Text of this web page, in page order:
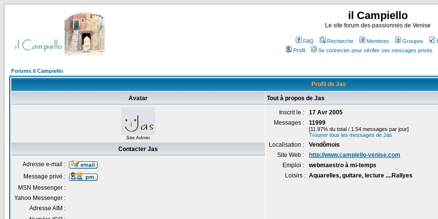
il Campiello
Le site forum des passionnés de Venise
FAQ Recherche Membres Groupes
Profil
Se connecter pour vérifier ses messages privés
Forums il Campiello
Profil de Jas
Avatar Tout à propos de Jas
Site Admin
Inscrit le :
17 Avr 2005
Messages :
11999
[11.97% du total / 1.54 messages par jour]
Trouver tous les messages de Jas
Localisation :
Vendômois
Site Web :
http://www.campiello-venise.com
Emploi :
webmaestro à mi-temps
Loisirs : Aquarelles, guitare, lecture ....Rallyes
Contacter Jas
Adresse e-mail :
Message privé :
MSN Messenger :
Yahoo Messenger :
Adresse AIM :